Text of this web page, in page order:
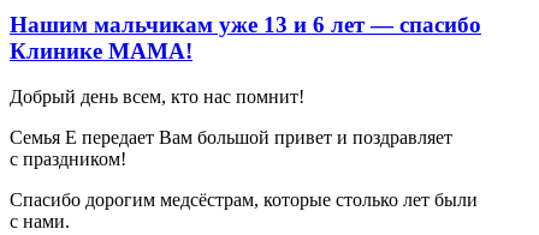
Нашим мальчикам уже 13 и 6 лет — спасибо
Клинике МАМА!
Добрый день всем, кто нас помнит!
Семья Е передает Вам большой привет и поздравляет
с праздником!
Спасибо дорогим медсёстрам, которые столько лет были
с нами.